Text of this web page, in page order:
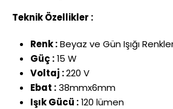
Teknik Özellikler :
Renk :Beyaz ve Gün Işığı
Güç :15 W
Voltaj :220 V
Ebat :38mmx6mm
Işık Gücü :120 lümen